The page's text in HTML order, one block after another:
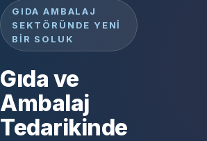
GIDA AMBALAJ
SEKTÖRÜNDE YENI
BIR SOLUK
Gıda ve
Ambalaj
Tedarikinde